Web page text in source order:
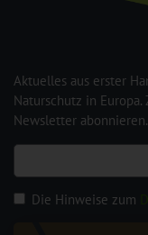
Aktuelles aus erster
Naturschutz in
Newsletter abonnieren.
Die Hinweise zum